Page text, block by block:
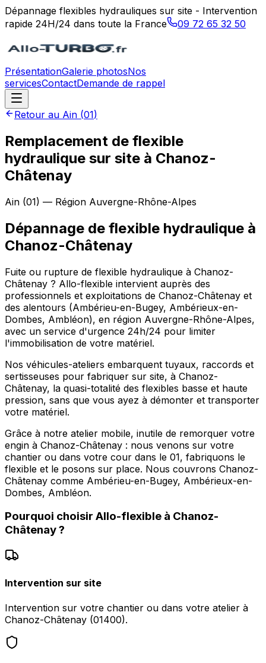
Dépannage flexibles hydrauliques sur site - Intervention
rapide 24H/24 dans toute la France
09 72 65 32 50
PrésentationGalerie photosNos
servicesContactDemande de rappel
Retour au Ain (01)
Remplacement de flexible
hydraulique sur site à Chanoz-
Châtenay
Ain (01) — Région Auvergne-Rhône-Alpes
Dépannage de flexible hydraulique à
Chanoz-Châtenay
Fuite ou rupture de flexible hydraulique à Chanoz-
Châtenay ? Allo-flexible intervient auprès des
professionnels et exploitations de Chanoz-Châtenay et
des alentours (Ambérieu-en-Bugey, Ambérieux-en-
Dombes, Ambléon), en région Auvergne-Rhône-Alpes,
avec un service d'urgence 24h/24 pour limiter
l'immobilisation de votre matériel.
Nos véhicules-ateliers embarquent tuyaux, raccords et
sertisseuses pour fabriquer sur site, à Chanoz-
Châtenay, la quasi-totalité des flexibles basse et haute
pression, sans que vous ayez à démonter et transporter
votre matériel.
Grâce à notre atelier mobile, inutile de remorquer votre
engin à Chanoz-Châtenay : nous venons sur votre
chantier ou dans votre cour dans le 01, fabriquons le
flexible et le posons sur place. Nous couvrons Chanoz-
Châtenay comme Ambérieu-en-Bugey, Ambérieux-en-
Dombes, Ambléon.
Pourquoi choisir Allo-flexible à Chanoz-
Châtenay?
Intervention sur site
Intervention sur votre chantier ou dans votre atelier à
Chanoz-Châtenay (01400).